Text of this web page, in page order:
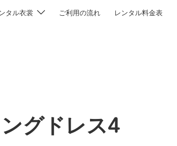
タル衣裳 ご利用の流れ レンタル料金表
グドレス4